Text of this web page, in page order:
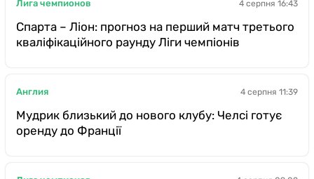
Лига чемпионов 4 серпня 16:43
Спарта – Ліон: прогноз на перший матч третього
кваліфікаційного раунду Ліги чемпіонів
Англия 4 серпня 11:39
Мудрик близький до нового клубу: Челсі готує
оренду до Франції